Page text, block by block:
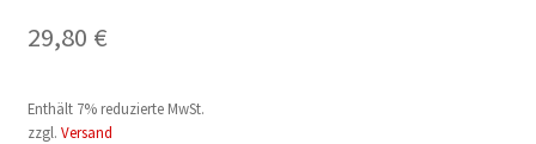
29,80 €
Enthält 7% reduzierte MwSt.
zzgl. Versand